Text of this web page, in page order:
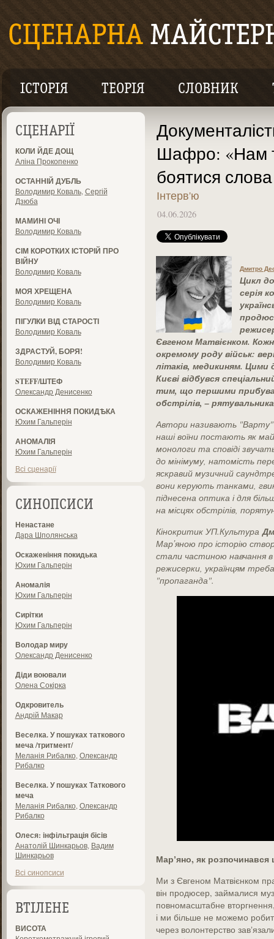
ІСТОРІЯ ТЕОРІЯ СЛОВНИК
СЦЕНАРІЇ
КОЛИ ЙДЕ ДОЩ
Аліна Прокопенко
ОСТАННІЙ ДУБЛЬ
Володимир Коваль, Сергій
Дзюба
МАМИНІ ОЧІ
Володимир Коваль
СІМ КОРОТКИХ ІСТОРІЙ ПРО
ВІЙНУ
Володимир Коваль
МОЯ ХРЕЩЕНА
Володимир Коваль
ПІГУЛКИ ВІД СТАРОСТІ
Володимир Коваль
ЗДРАСТУЙ, БОРЯ!
Володимир Коваль
STEFF/ШТЕФ
Олександр Денисенко
ОСКАЖЕНІННЯ ПОКИДѢКА
Юхим Гальперін
АНОМАЛІЯ
Юхим Гальперін
Всі сценарії
СИНОПСИСИ
Ненастане
Дара Шполянська
Оскаженіння покидька
Юхим Гальперін
Аномалія
Юхим Гальперін
Сирітки
Юхим Гальперін
Володар миру
Олександр Денисенко
Діди воювали
Олена Сокірка
Одкровитель
Андрій Макар
Веселка. У пошуках таткового
меча /тритмент/
Меланія Рибалко Олександр
Рибалко
Веселка. У пошуках Таткового
меча
Меланія Рибалко Олександр
Рибалко
Олеся: інфільтрація бісів
Анатолій Шинкарьов, Вадим
Шинкарьов
Всі синопсиси
ВТІЛЕНЕ
ВИСОТА
Шафро: «Нам
боятися
Інтерв'ю
04.06.2026
Дмитро
Цикл
серія
Євгеном Матвієнком.
окремому роду військ:
літаків, медикиням. Цими
Києві відбувся
тим, що першими прибуває
обстрілів, –
Автори називають "Варту"
наші воїни постають як
монологи та сповіді
до мінімуму, натомість
яскравий музичний
вони керують танками,
піднесена оптика і для
на місцях обстрілів,
Кінокритик УП.Культура
Марʼяною про історію
стали частиною навчання в
режисерки, українцям
"пропаганда".
Марʼяно, як розпочинався
Ми з Євгеном Матвієнком
він продюсер, займалися
повномасштабне
і ми більше не можемо
через волонтерство